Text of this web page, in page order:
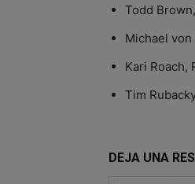
Todd
Michael
Kari Roach,
Tim
DEJA UNA